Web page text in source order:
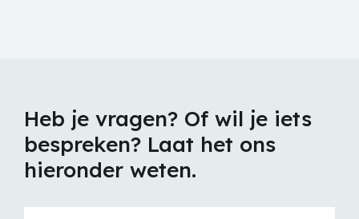
Heb je vragen? Of wil je iets
bespreken? Laat het ons
hieronder weten.